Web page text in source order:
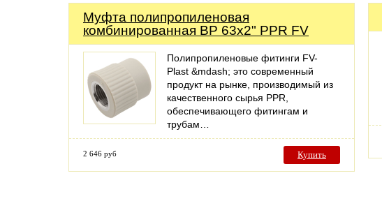
Муфта полипропиленовая
комбинированная ВР 63х2" PPR FV
Полипропиленовые фитинги FV-
Plast &mdash; это современный
продукт на рынке, производимый из
качественного сырья PPR,
обеспечивающего фитингам и
трубам…
2 646 руб Купить